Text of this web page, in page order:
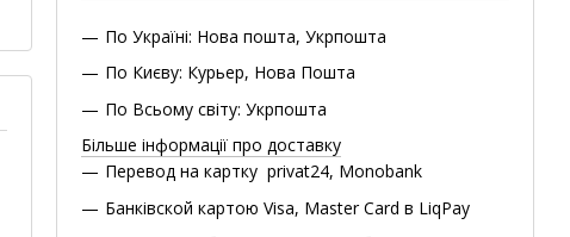
По Україні: Нова пошта, Укрпошта
По Києву: Курьер, Нова Пошта
По Всьому світу: Укрпошта
Більше інформації про доставку
Перевод на картку privat24, Monobank
Банківской картою Visa, Master Card в LiqPay